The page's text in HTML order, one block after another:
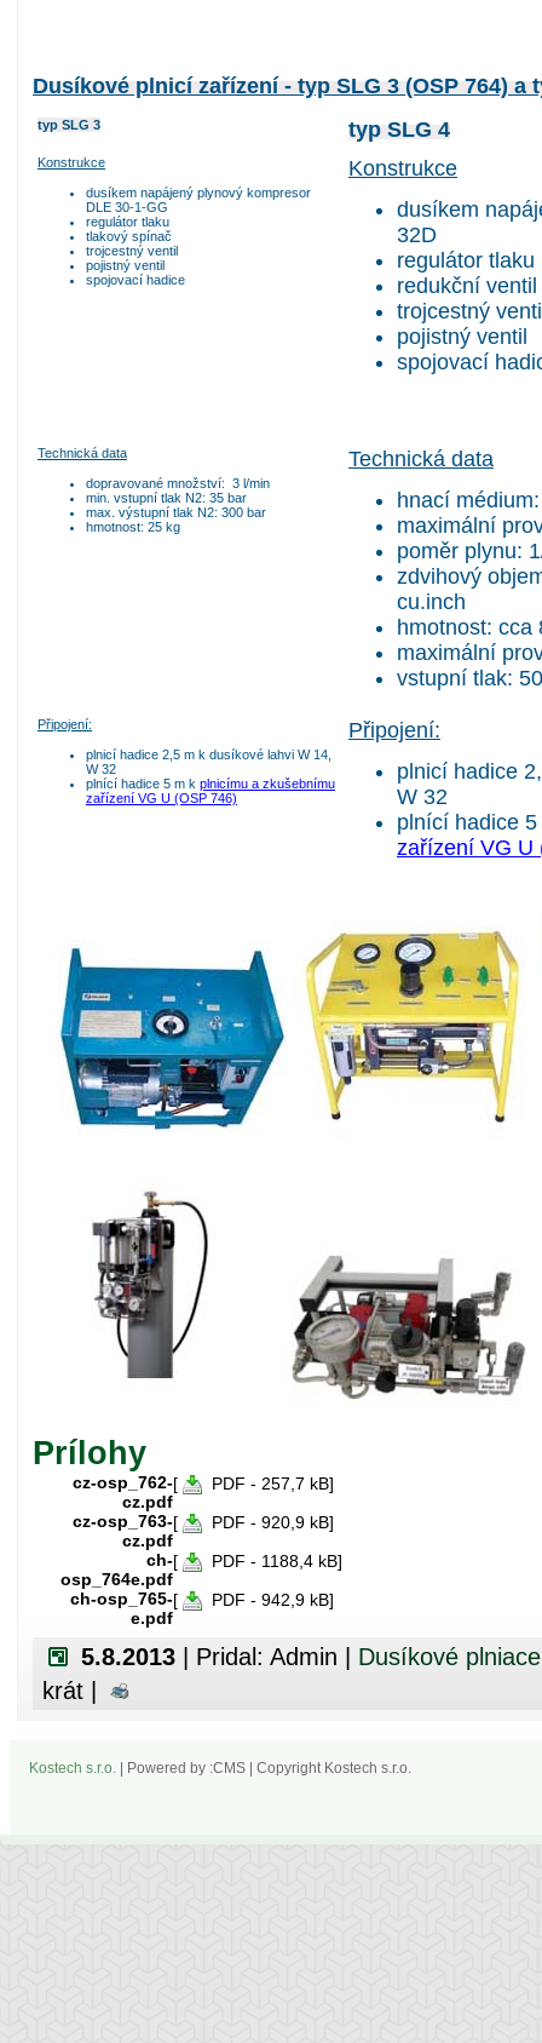
Dusíkové plnicí zařízení - typ SLG 3 (OSP 764) a
typ SLG 3 typ SLG 4
Konstrukce
dusíkem napájený plynový kompresor
DLE 30-1-GG
regulátor tlaku
tlakový spínač
trojcestný ventil
pojistný ventil
spojovací hadice
Konstrukce
dusíkem
32D
regulátor tlaku
redukční
trojcestný
pojistný ventil
spojovací
Technická data
dopravované množství: 3 l/min
min. vstupní tlak N2: 35 bar
max. výstupní tlak N2: 300 bar
hmotnost: 25 kg
Technická data
hnací
maximální
poměr plynu:
zdvihový
cu.inch
hmotnost: cca
maximální
vstupní tlak:
Připojení:
plnicí hadice 2,5 m k dusíkové lahvi W 14,
W 32
plnící hadice 5 m k plnicímu a zkušebnímu
zařízení VG U (OSP 746)
Připojení:
plnicí hadice
W 32
plnící hadice
zařízení VG U
Prílohy
cz-osp_762-
cz.pdf
[
PDF - 257,7 kB]
cz-osp_763-
cz.pdf
[
PDF - 920,9 kB]
ch-
osp_764e.pdf
[
PDF - 1188,4 kB]
ch-osp_765-
e.pdf
[ PDF - 942,9 kB]
5.8.2013 | Pridal: Admin | Dusíkové
krát |
Kostech s.r.o. | Powered by :CMS | Copyright Kostech s.r.o.